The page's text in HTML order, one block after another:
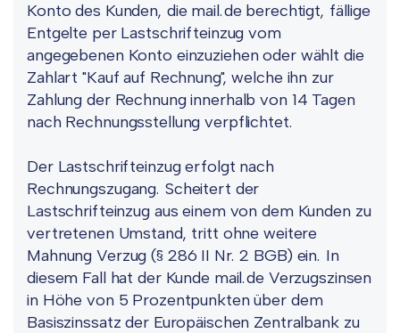
Konto des Kunden, die mail.de berechtigt, fällige
Entgelte per Lastschrifteinzug vom
angegebenen Konto einzuziehen oder wählt die
Zahlart "Kauf auf Rechnung", welche ihn zur
Zahlung der Rechnung innerhalb von 14 Tagen
nach Rechnungsstellung verpflichtet.
Der Lastschrifteinzug erfolgt nach
Rechnungszugang. Scheitert der
Lastschrifteinzug aus einem von dem Kunden zu
vertretenen Umstand, tritt ohne weitere
Mahnung Verzug (§ 286 II Nr. 2 BGB) ein. In
diesem Fall hat der Kunde mail.de Verzugszinsen
in Höhe von 5 Prozentpunkten über dem
Basiszinssatz der Europäischen Zentralbank zu